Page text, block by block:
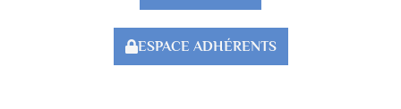
ESPACE ADHÉRENTS